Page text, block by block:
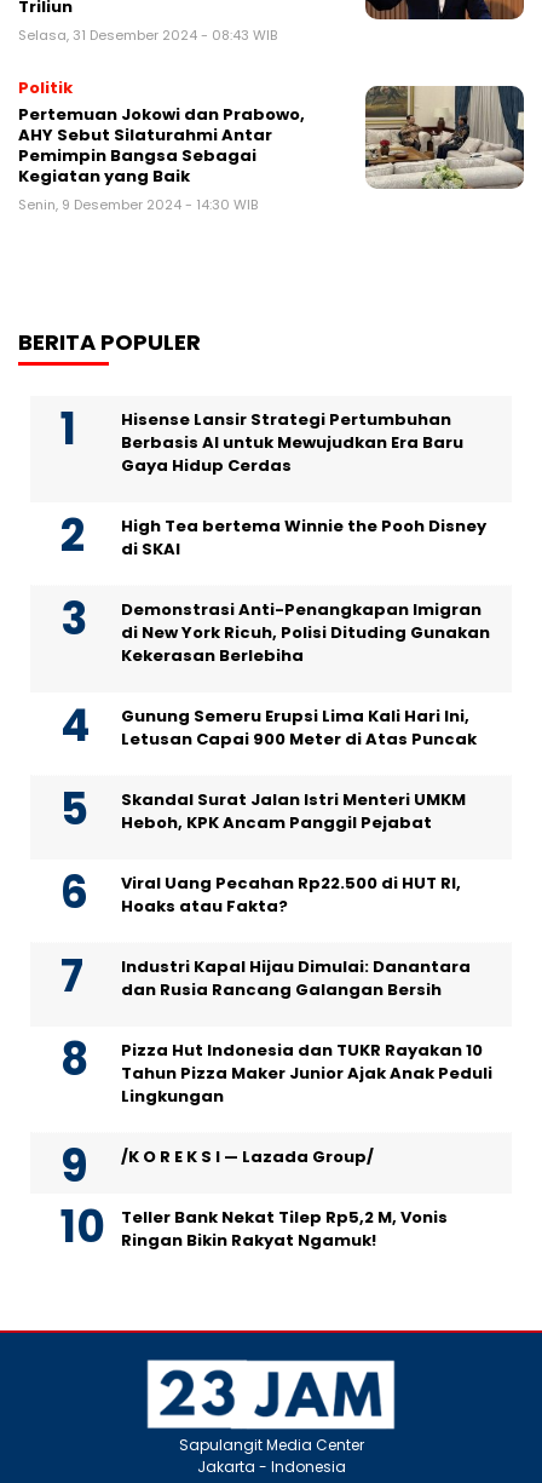
Triliun
Selasa, 31 Desember 2024 - 08:43 WIB
Politik
Pertemuan Jokowi dan Prabowo,
AHY Sebut Silaturahmi Antar
Pemimpin Bangsa Sebagai
Kegiatan yang Baik
Senin, 9 Desember 2024 - 14:30 WIB
BERITA POPULER
Hisense Lansir Strategi Pertumbuhan
Berbasis AI untuk Mewujudkan Era Baru
Gaya Hidup Cerdas
High Tea bertema Winnie the Pooh Disney
di SKAI
Demonstrasi Anti-Penangkapan Imigran
di New York Ricuh, Polisi Dituding Gunakan
Kekerasan Berlebiha
Gunung Semeru Erupsi Lima Kali Hari Ini,
Letusan Capai 900 Meter di Atas Puncak
Skandal Surat Jalan Istri Menteri UMKM
Heboh, KPK Ancam Panggil Pejabat
Viral Uang Pecahan Rp22.500 di HUT RI,
Hoaks atau Fakta?
Industri Kapal Hijau Dimulai: Danantara
dan Rusia Rancang Galangan Bersih
Pizza Hut Indonesia dan TUKR Rayakan 10
Tahun Pizza Maker Junior Ajak Anak Peduli
Lingkungan
/K O R E K S I — Lazada Group/
Teller Bank Nekat Tilep Rp5,2 M, Vonis
Ringan Bikin Rakyat Ngamuk!
Sapulangit Media Center
Jakarta - Indonesia